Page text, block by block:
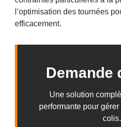
l’optimisation des tournées
efficacement.
Demande
Une solution
performante pour
colis.